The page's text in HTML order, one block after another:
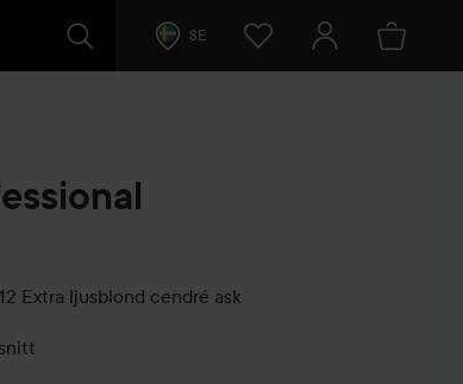
SE
Extra ljusblond cendré ask